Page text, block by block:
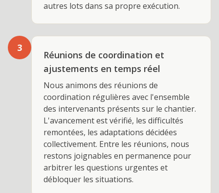
autres lots dans sa propre exécution.
3
Réunions de coordination et
ajustements en temps réel
Nous animons des réunions de
coordination régulières avec l'ensemble
des intervenants présents sur le chantier.
L'avancement est vérifié, les difficultés
remontées, les adaptations décidées
collectivement. Entre les réunions, nous
restons joignables en permanence pour
arbitrer les questions urgentes et
débloquer les situations.